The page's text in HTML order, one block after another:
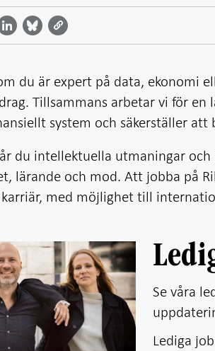
på
Bluesky
-
på
Twitter
-
du är expert på data, ekonomi
Tillsammans arbetar vi för
system och säkerställer
du intellektuella utmaningar
lärande och mod. Att jobba på
med möjlighet till
Se våra
Lediga